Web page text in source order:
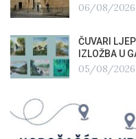
06/08/2026
ČUVARI
IZLOŽBA U
05/08/2026